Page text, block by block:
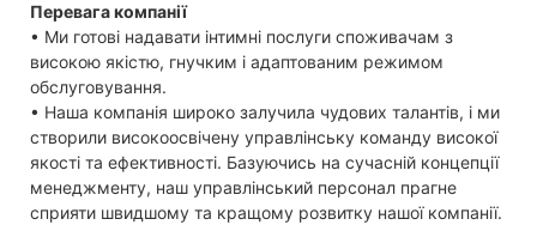
Перевага компанії
• Ми готові надавати інтимні послуги споживачам з
високою якістю, гнучким і адаптованим режимом
обслуговування.
• Наша компанія широко залучила чудових талантів, і ми
створили високоосвічену управлінську команду високої
якості та ефективності. Базуючись на сучасній концепції
менеджменту, наш управлінський персонал прагне
сприяти швидшому та кращому розвитку нашої компанії.